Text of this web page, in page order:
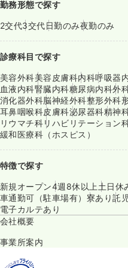
勤務形態で探す
2交代3交代日勤のみ夜勤のみ
診療科目で探す
美容外科美容皮膚科内科呼吸器
血液内科腎臓内科糖尿病内科外
消化器外科脳神経外科整形外科
耳鼻咽喉科皮膚科泌尿器科精神
リウマチ科リハビリテーション
緩和医療科（ホスピス）
特徴で探す
新規オープン4週8休以上 土日休
車通勤可（駐車場有） 寮あり託
電子カルテあり
会社概要
事業所案内